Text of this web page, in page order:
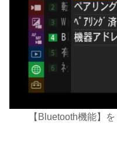
【Bluetooth機能】